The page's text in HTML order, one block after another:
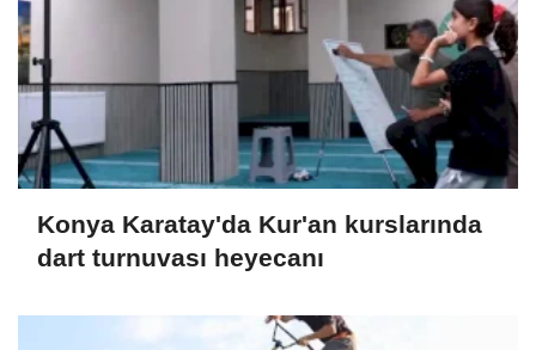
Konya Karatay'da Kur'an kurslarında
dart turnuvası heyecanı